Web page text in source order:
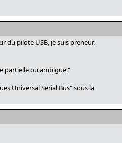
du pilote USB, je suis preneur.
partielle ou ambiguë."
Universal Serial Bus" sous la